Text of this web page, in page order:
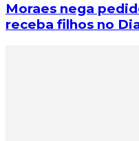
Moraes nega
receba filhos no